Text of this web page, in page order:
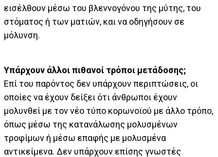
εισέλθουν μέσω του βλεννογόνου της μύτης, του
στόματος ή των ματιών, και να οδηγήσουν σε
μόλυνση.
Υπάρχουν άλλοι πιθανοί τρόποι μετάδοσης;
Επί του παρόντος δεν υπάρχουν περιπτώσεις, οι
οποίες να έχουν δείξει ότι άνθρωποι έχουν
μολυνθεί με τον νέο τύπο κορωνοϊού με άλλο τρόπο,
όπως μέσω της κατανάλωσης μολυσμένων
τροφίμων ή μέσω επαφής με μολυσμένα
αντικείμενα. Δεν υπάρχουν επίσης γνωστές